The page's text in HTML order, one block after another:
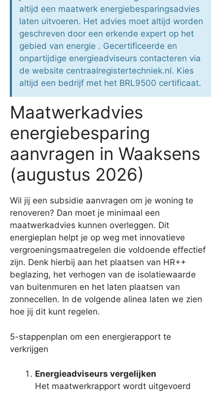
altijd een maatwerk energiebesparingsadvies
laten uitvoeren. Het advies moet altijd worden
geschreven door een erkende expert op het
gebied van energie . Gecertificeerde en
onpartijdige energieadviseurs contacteren via
de website centraalregistertechniek.nl. Kies
altijd een bedrijf met het BRL9500 certificaat.
Maatwerkadvies
energiebesparing
aanvragen in Waaksens
(augustus 2026)
Wil jij een subsidie aanvragen om je woning te
renoveren? Dan moet je minimaal een
maatwerkadvies kunnen overleggen. Dit
energieplan helpt je op weg met innovatieve
vergroeningsmaatregelen die voldoende effectief
zijn. Denk hierbij aan het plaatsen van HR++
beglazing, het verhogen van de isolatiewaarde
van buitenmuren en het laten plaatsen van
zonnecellen. In de volgende alinea laten we zien
hoe jij dit kunt regelen.
5-stappenplan om een energierapport te
verkrijgen
Energieadviseurs vergelijken
Het maatwerkrapport wordt uitgevoerd